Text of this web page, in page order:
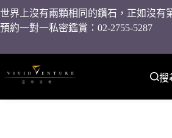
世界上沒有兩顆相同的鑽石，正如沒有
預約一對一私密鑑賞：02-2755-5287
搜